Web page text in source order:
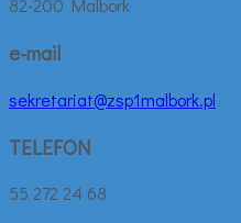
82-200 Malbork
e-mail
sekretariat@zsp1malbork.pl
TELEFON
55 272 24 68